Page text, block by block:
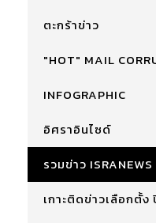
ตะกร้าข่าว
"HOT" MAIL
INFOGRAPHIC
อิศราอินไซด์
รวมข่าว ISRANEWS
เกาะติดข่าวเลือกตั้ง